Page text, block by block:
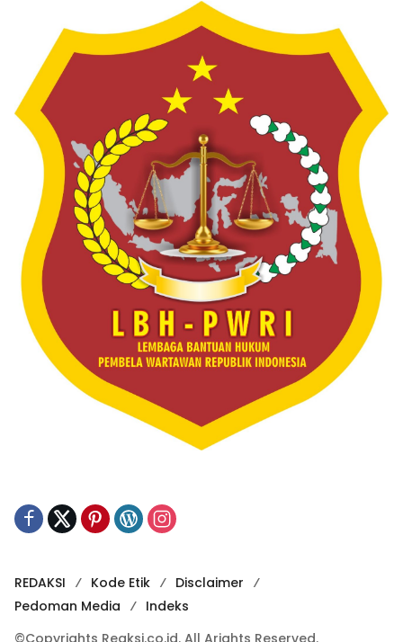
REDAKSI Kode Etik
Disclaimer
Pedoman Media
Indeks
©Copyrights Reaksi.co.id. All Arights Reserved.